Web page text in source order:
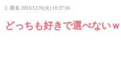
2. 匿名 2013/12/31(火) 10:27:16
どっちも好きで選べないｗ